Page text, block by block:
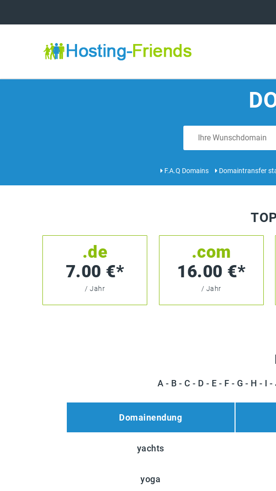
F.A.Q Domains Domaintransfer
.de
7.00 €*
/ Jahr
.com
16.00 €*
/ Jahr
A - B -C - D - E - F - G - H - I -
Domainendung
yachts
yoga